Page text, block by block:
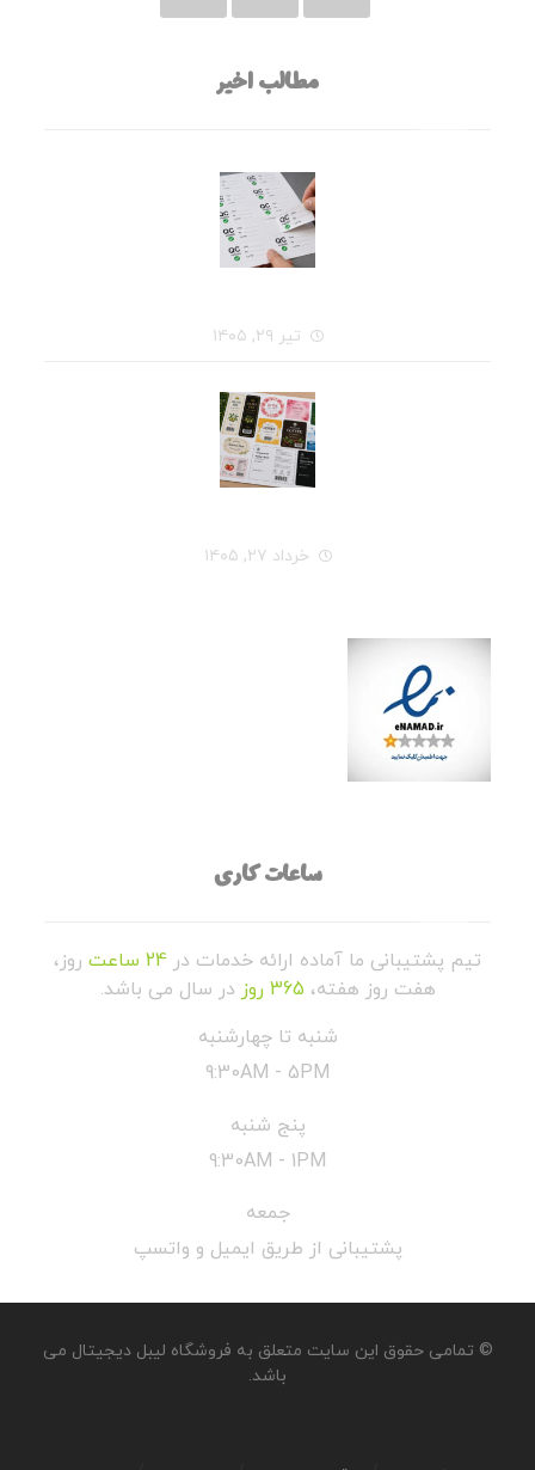
مطالب اخیر
تیر ۲۹, ۱۴۰۵
خرداد ۲۷, ۱۴۰۵
ساعات کاری
تیم پشتیبانی ما آماده ارائه خدمات در 24 ساعت
روز،
هفت روز هفته، 365 روز
در سال می باشد.
شنبه تا چهارشنبه
9:30AM - 5PM
پنج شنبه
9:30AM - 1PM
جمعه
پشتیبانی از طریق ایمیل و واتسپ
© تمامی حقوق این سایت متعلق به فروشگاه لیبل دیجیتال می
باشد.